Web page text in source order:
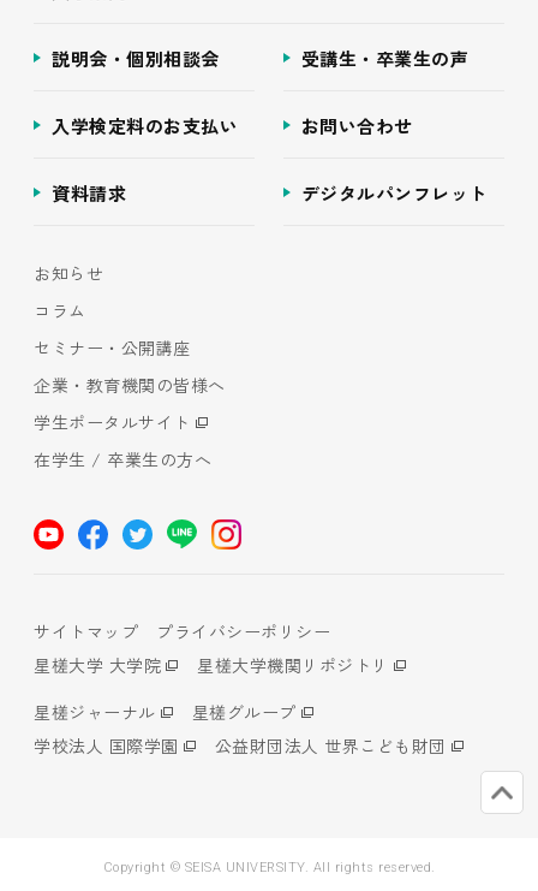
説明会・個別相談会 受講生・卒業生の声
入学検定料のお支払い お問い合わせ
資料請求 デジタルパンフレット
お知らせ
コラム
セミナー・公開講座
企業・教育機関の皆様へ
学生ポータルサイト
在学生 / 卒業生の方へ
サイトマップ
プライバシーポリシー
星槎大学 大学院
星槎大学機関リポジトリ
星槎ジャーナル
星槎グループ
学校法人 国際学園
公益財団法人 世界こども財団
Copyright © SEISA UNIVERSITY. All rights reserved.